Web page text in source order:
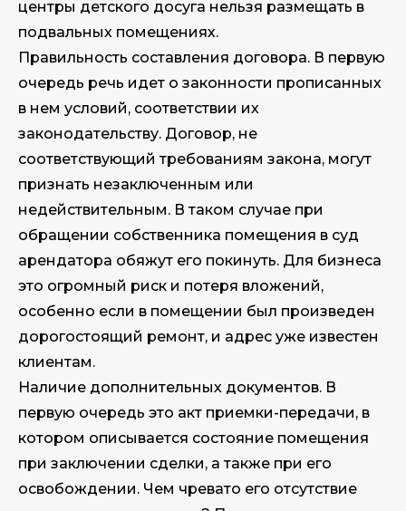
центры детского досуга нельзя размещать в
подвальных помещениях.
Правильность составления договора. В первую
очередь речь идет о законности прописанных
в нем условий, соответствии их
законодательству. Договор, не
соответствующий требованиям закона, могут
признать незаключенным или
недействительным. В таком случае при
обращении собственника помещения в суд
арендатора обяжут его покинуть. Для бизнеса
это огромный риск и потеря вложений,
особенно если в помещении был произведен
дорогостоящий ремонт, и адрес уже известен
клиентам.
Наличие дополнительных документов. В
первую очередь это акт приемки-передачи, в
котором описывается состояние помещения
при заключении сделки, а также при его
освобождении. Чем чревато его отсутствие